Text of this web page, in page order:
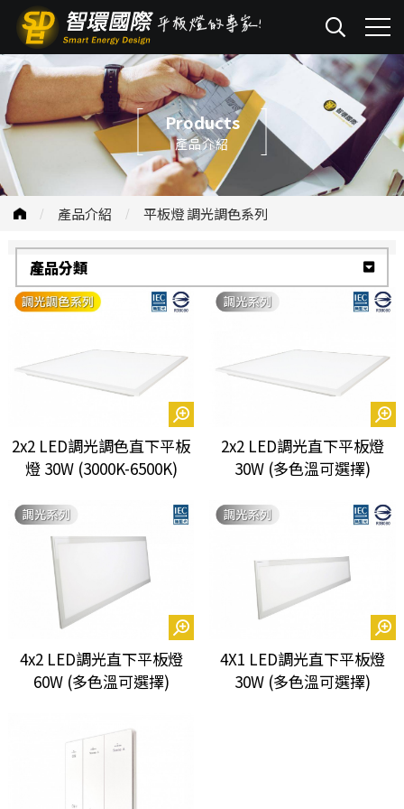
Products
產品介紹
產品介紹 平板燈 調光調色系列
產品分類
2x2 LED調光調色直下平板
燈 30W (3000K-6500K)
2x2 LED調光直下平板燈
30W (多色溫可選擇)
4x2 LED調光直下平板燈
60W (多色溫可選擇)
4X1 LED調光直下平板燈
30W (多色溫可選擇)